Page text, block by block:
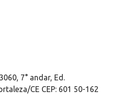
7° andar, Ed.
CE CEP: 601 50-162